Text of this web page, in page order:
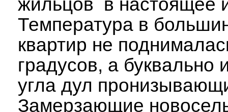
жильцов в настоящее
Температура в
квартир не
градусов, а буквально
угла дул
Замерзающие